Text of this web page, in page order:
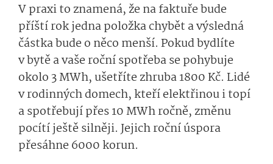
V praxi to znamená, že na faktuře bude
příští rok jedna položka chybět a výsledná
částka bude o něco menší. Pokud bydlíte
v bytě a vaše roční spotřeba se pohybuje
okolo 3 MWh, ušetříte zhruba 1800 Kč. Lidé
v rodinných domech, kteří elektřinou i topí
a spotřebují přes 10 MWh ročně, změnu
pocítí ještě silněji. Jejich roční úspora
přesáhne 6000 korun.